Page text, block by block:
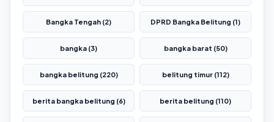
Bangka Tengah (2) DPRD Bangka Belitung (1)
bangka (3) bangka barat (50)
bangka belitung (220) belitung timur (112)
berita bangka belitung (6) berita belitung (110)